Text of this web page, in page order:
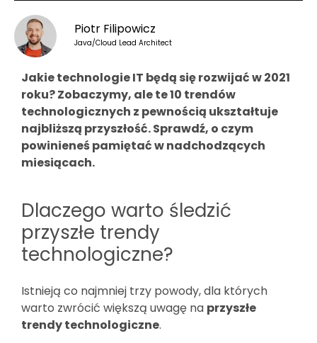
Piotr Filipowicz
Java/Cloud Lead Architect
Jakie technologie IT będą się rozwijać w 2021
roku? Zobaczymy, ale te 10 trendów
technologicznych z pewnością ukształtuje
najbliższą przyszłość. Sprawdź, o czym
powinieneś pamiętać w nadchodzących
miesiącach.
Dlaczego warto śledzić
przyszłe trendy
technologiczne?
Istnieją co najmniej trzy powody, dla których
warto zwrócić większą uwagę na przyszłe
trendy technologiczne.